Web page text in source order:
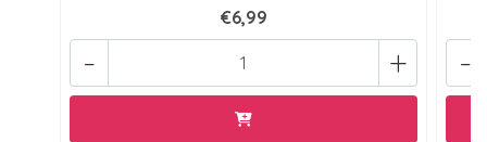
€6,99
+
- -